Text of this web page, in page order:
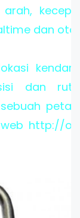
arah,
dan
dan
peta
http://